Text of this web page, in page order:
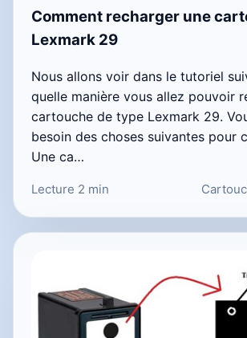
Comment recharger une
Lexmark 29
Nous allons voir dans le tutoriel
quelle manière vous allez pouvoir
cartouche de type Lexmark 29.
besoin des choses suivantes pour
Une ca…
Lecture 2 min